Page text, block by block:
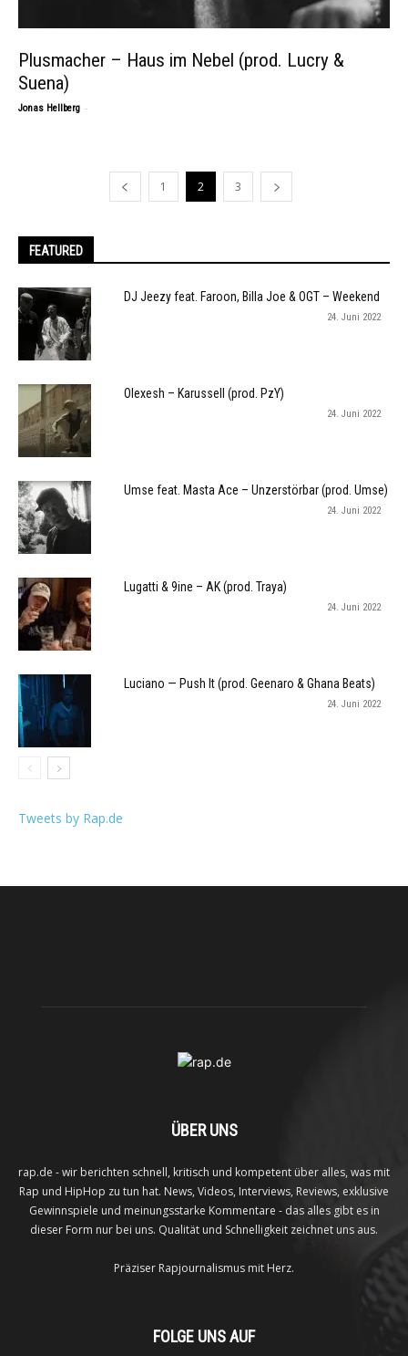
Plusmacher – Haus im Nebel (prod. Lucry &
Suena)
Jonas Hellberg -
1 2 3
FEATURED
DJ Jeezy feat. Faroon, Billa Joe & OGT – Weekend
24. Juni 2022
Olexesh – Karussell (prod. PzY)
24. Juni 2022
Umse feat. Masta Ace – Unzerstörbar (prod. Umse)
24. Juni 2022
Lugatti & 9ine – AK (prod. Traya)
24. Juni 2022
Luciano — Push It (prod. Geenaro & Ghana Beats)
24. Juni 2022
Tweets by Rap.de
ÜBER UNS
rap.de - wir berichten schnell, kritisch und kompetent über alles, was mit
Rap und HipHop zu tun hat. News, Videos, Interviews, Reviews, exklusive
Gewinnspiele und meinungsstarke Kommentare - das alles gibt es in
dieser Form nur bei uns. Qualität und Schnelligkeit zeichnet uns aus.
Präziser Rapjournalismus mit Herz.
FOLGE UNS AUF